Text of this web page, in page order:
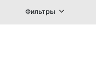
Фильтры